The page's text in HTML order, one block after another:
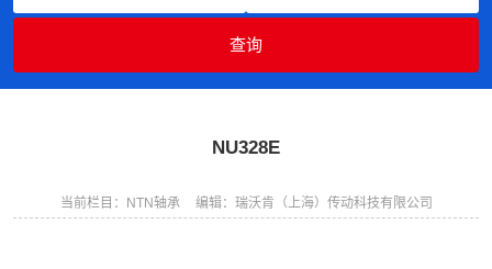
NU328E
当前栏目：NTN轴承 编辑：瑞沃肯（上海）传动科技有限公司